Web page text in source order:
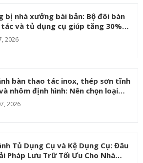
Bàn Thao Tác Công Nghiệp Phổ
Ứng Dụng Thực Tế Trong Từng
bị nhà xưởng bài bản: Bộ đôi bàn
và tủ dụng cụ giúp tăng 30%
2026
bàn thao tác inox, thép sơn tĩnh
nhôm định hình: Nên chọn loại
2026
Tủ Dụng Cụ và Kệ Dụng Cụ: Đâu
Pháp Lưu Trữ Tối Ưu Cho Nhà